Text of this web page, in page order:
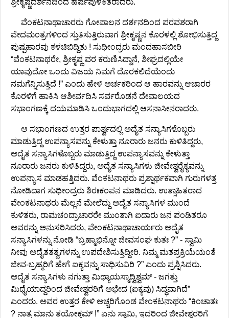
ವೆಂಕಟನಾಥಾಚಾರರು ಗೋಪಾಲನ ದರ್ಶನದಿಂದ ಪರವಶರಾಗಿ
ವೇದಮಂತ್ರಗಳಿಂದ ಸ್ತುತಿಸುತ್ತಿರುವಾಗ ಶ್ರೀಕೃಷ್ಣನ ಕೊರಳಲ್ಲಿ ಶೋಭಿಸುತ್ತಿದ್ದ
ಪುಷ್ಪಹಾರವು ಕಳಚಿಬಿದ್ದಿತು ! ಸುಧೀಂದ್ರರು ಮಂದಹಾಸಬೀರಿ
“ವೆಂಕಟನಾಥರೇ, ಶ್ರೀಕೃಷ್ಣ ವರ ಕರುಣಿಸಿದ್ದಾನೆ, ಶೀಘ್ರದಲ್ಲಿಯೇ
ಯಾವುದೋ ಒಂದು ವಿಜಯ ನಿಮಗೆ ದೊರಕಲಿದೆಯೆಂದು
ನಮಗೆನ್ನಿಸುತ್ತಿದೆ !” ಎಂದು ಹೇಳಿ ಅರ್ಚಕರಿಂದ ಆ ಹಾರವನ್ನು ಆಚಾರರ
ಕೊರಳಿಗೆ ಹಾಕಿಸಿ ಆಶೀರ್ವದಿಸಿ ಸರ್ವರೊಡನೆ ದೇವಾಲಯದ
ಸಭಾಂಗಣಕ್ಕೆ ದಯಮಾಡಿಸಿ ಒಂದುಭಾಗದಲ್ಲಿ ಆಸನಾಸೀನರಾದರು.
ಆ ಸಭಾಂಗಣದ ಉತ್ತರ ಪಾರ್ಶ್ವದಲ್ಲಿ ಅದೈತ ಸನ್ಯಾಸಿಗಳೊಬ್ಬರು
ಮಾಡುತ್ತಿದ್ದ ಉಪನ್ಯಾಸವನ್ನು ಕೇಳುತ್ತಾ ನೂರಾರು ಜನರು ಕುಳಿತಿದ್ದರು,
ಅದೈತ ಸನ್ಯಾಸಿಗಳೊಬ್ಬರು ಮಾಡುತ್ತಿದ್ದ ಉಪನ್ಯಾಸವನ್ನು ಕೇಳುತ್ತಾ
ನೂರಾರು ಜನರು ಕುಳಿತಿದ್ದರು, ಅದೈತ ಸನ್ಯಾಸಿಗಳು ಜೀವೇಶ್ವರೈಕ್ಯವನ್ನು
ಉಪನ್ಯಾಸ ಮಾಡಹತ್ತಿದರು. ವೆಂಕಟನಾಥರು ಪ್ರಶ್ನಾರ್ಥಕವಾಗಿ ಗುರುಗಳತ್ತ
ನೋಡಿದಾಗ ಸುಧೀಂದ್ರರು ಶಿರಃಕಂಪನ ಮಾಡಿದರು. ಉತ್ಸಾಹಿತರಾದ
ವೇಂಕಟನಾಥರು ಮೆಲ್ಲನೆ ಮೇಲೆದ್ದು ಅದೈತ ಸನ್ಯಾಸಿಗಳ ಮುಂದೆ
ಕುಳಿತರು, ರಾಮಚಂದ್ರಾಚಾರರೇ ಮುಂತಾಗಿ ಐದಾರು ಜನ ಪಂಡಿತರೂ
ಅವರನ್ನು ಅನುಸರಿಸಿದರು, ವೇಂಕಟನಾಥಾಚಾರ್ಯರು ಅದೈತ
ಸನ್ಯಾಸಿಗಳನ್ನು ನೋಡಿ “ಬ್ರಹ್ಮಾಭಿನ್ನೋ ಜೀವಸಂಘ ಕುತಃ ?” - ಸ್ವಾಮಿ
ನೀವು ಅದೈತತತ್ವಗಳನ್ನು ಉಪದೇಶಿಸುತ್ತಿದ್ದೀರಿ. ನಿಮ್ಮ ಮತಪ್ರಕ್ರಿಯೆಯಂತೆ
ಜೀವ-ಬ್ರಹ್ಮರಿಗೆ ಹೇಗೆ ಐಕ್ಯವನ್ನು ಸಾಧಿಸುವಿರಿ ?” ಎಂದು ಪ್ರಶ್ನಿಸಿದರು.
ಅದೈತ ಸನ್ಯಾಸಿಗಳು ನಗುತ್ತಾ ಮಿಥ್ಯಾಯಸ್ಮಾದ್ವಿಶ್ವಮ್ - ಜಗತ್ತು
ಮಿಥೈಯಾದ್ದರಿಂದ ಜೀವೇಶ್ವರರಿಗೆ ಅಭೇದ (ಐಕ್ಯವು) ಸಿದ್ಧವಾಗಿದೆ”
ಎಂದರು. ಅವರ ಉತ್ತರ ಕೇಳಿ ಅಚ್ಚರಿಗೊಂಡ ವೇಂಕಟನಾಥರು “ಕಿಂಚಾತಃ
? ನಾತ್ರ ಮಾನು ತಯೋಕ್ತಮ್ !” ಏನು ಸ್ವಾಮಿ, ಇದರಿಂದ ಜೀವೇಶ್ವರರಿಗೆ